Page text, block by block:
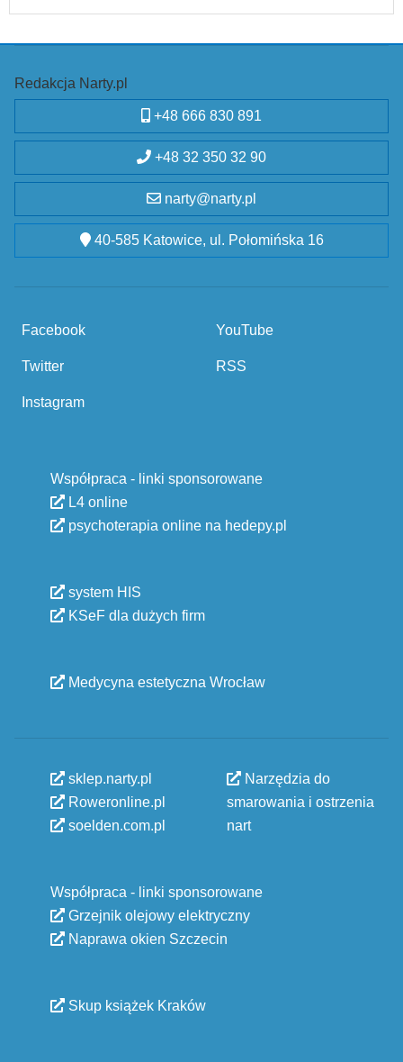
Redakcja Narty.pl
+48 666 830 891
+48 32 350 32 90
narty@narty.pl
40-585 Katowice, ul. Połomińska 16
Facebook
Twitter
Instagram
YouTube
RSS
Współpraca - linki sponsorowane
L4 online
psychoterapia online na hedepy.pl
system HIS
KSeF dla dużych firm
Medycyna estetyczna Wrocław
sklep.narty.pl
Roweronline.pl
soelden.com.pl
Narzędzia do
smarowania i ostrzenia
nart
Współpraca - linki sponsorowane
Grzejnik olejowy elektryczny
Naprawa okien Szczecin
Skup książek Kraków